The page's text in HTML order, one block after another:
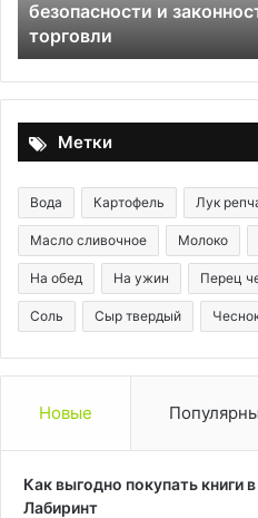
международной
Метки
Вода Картофель Лук
Масло сливочное Молоко
На обед На ужин Перец
Соль Сыр твердый
Новые
Как выгодно покупать книги
Лабиринт